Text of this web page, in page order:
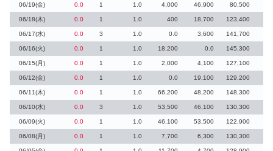
06/19(金) 0.0 1 1.0 4,000 46,900 80,500
06/18(木) 0.0 1 1.0 400 18,700 123,400
06/17(水) 0.0 3 1.0 0.0 3,600 141,700
06/16(火) 0.0 1 1.0 18,200 0.0 145,300
06/15(月) 0.0 1 1.0 2,000 4,100 127,100
06/12(金) 0.0 1 1.0 0.0 19,100 129,200
06/11(木) 0.0 1 1.0 66,200 48,200 148,300
06/10(水) 0.0 3 1.0 53,500 46,100 130,300
06/09(火) 0.0 1 1.0 46,100 53,500 122,900
06/08(月) 0.0 1 1.0 7,700 6,300 130,300